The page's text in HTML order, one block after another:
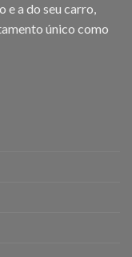
e a do seu carro,
único como